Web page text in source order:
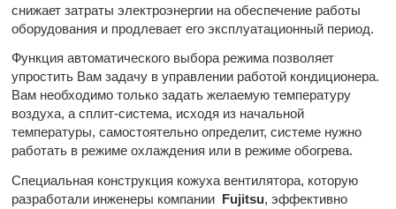
снижает затраты электроэнергии на обеспечение работы
оборудования и продлевает его эксплуатационный период.
Функция автоматического выбора режима позволяет
упростить Вам задачу в управлении работой кондиционера.
Вам необходимо только задать желаемую температуру
воздуха, а сплит-система, исходя из начальной
температуры, самостоятельно определит, системе нужно
работать в режиме охлаждения или в режиме обогрева.
Специальная конструкция кожуха вентилятора, которую
разработали инженеры компании Fujitsu, эффективно